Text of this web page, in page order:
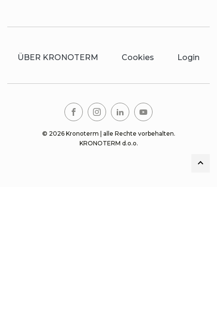
ÜBER KRONOTERM Cookies Login
© 2026 Kronoterm | alle Rechte vorbehalten.
KRONOTERM d.o.o.